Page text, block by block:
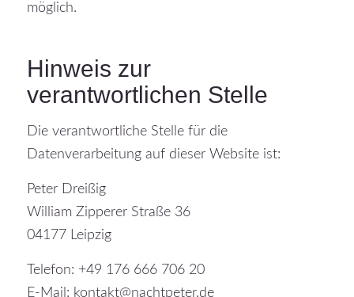
möglich.
Hinweis zur
verantwortlichen Stelle
Die verantwortliche Stelle für die
Datenverarbeitung auf dieser Website ist:
Peter Dreißig
William Zipperer Straße 36
04177 Leipzig
Telefon: +49 176 666 706 20
E-Mail: kontakt@nachtpeter.de